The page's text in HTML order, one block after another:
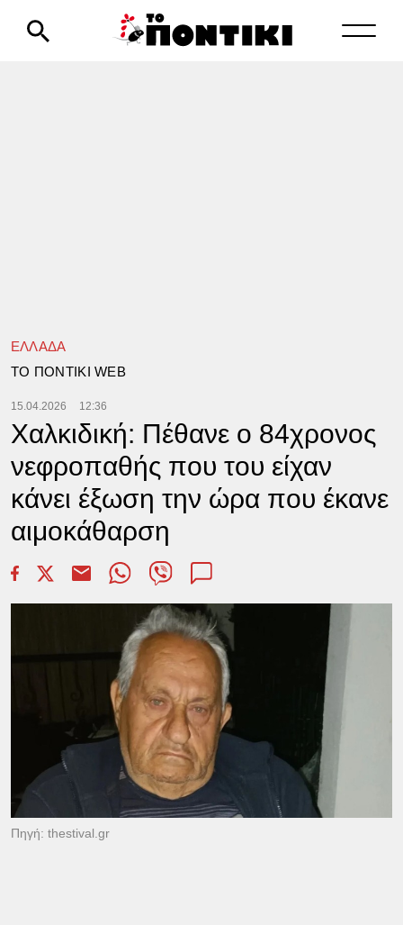
ΕΛΛΑΔΑ
TΟ ΠΟΝΤΙΚΙ WEB
15.04.2026 12:36
Χαλκιδική: Πέθανε ο 84χρονος
νεφροπαθής που του είχαν
κάνει έξωση την ώρα που έκανε
αιμοκάθαρση
Πηγή: thestival.gr